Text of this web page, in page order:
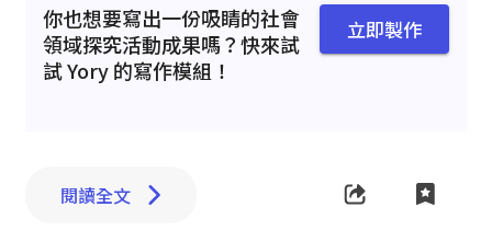
你也想要寫出一份吸睛的社會
領域探究活動成果嗎？快來試
試 Yory 的寫作模組！
立即製作
閱讀全文